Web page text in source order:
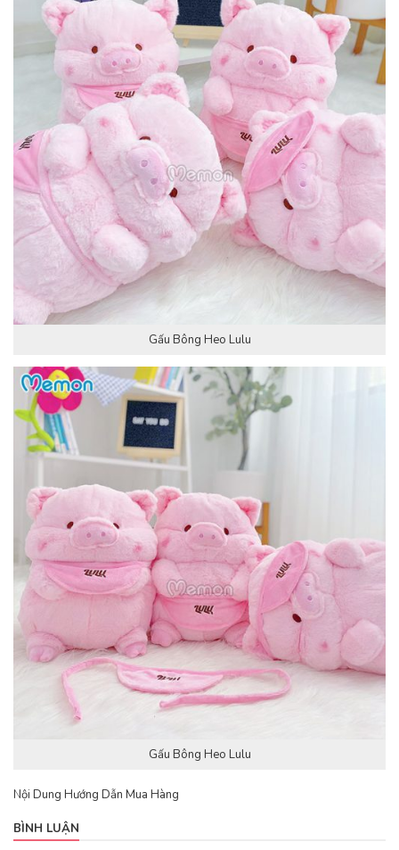
Gấu Bông Heo Lulu
Gấu Bông Heo Lulu
Nội Dung Hướng Dẫn Mua Hàng
BÌNH LUẬN